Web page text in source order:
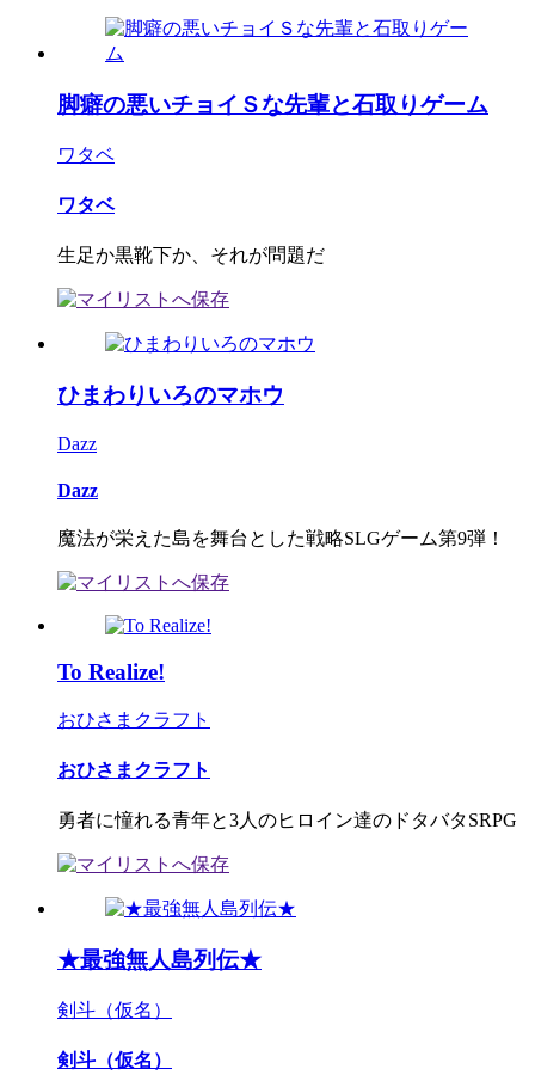
脚癖の悪いチョイＳな先輩と石取りゲーム
ワタベ
ワタベ
生足か黒靴下か、それが問題だ
ひまわりいろのマホウ
Dazz
Dazz
魔法が栄えた島を舞台とした戦略SLGゲーム第9弾！
To Realize!
おひさまクラフト
おひさまクラフト
勇者に憧れる青年と3人のヒロイン達のドタバタSRPG
★最強無人島列伝★
剣斗（仮名）
剣斗（仮名）